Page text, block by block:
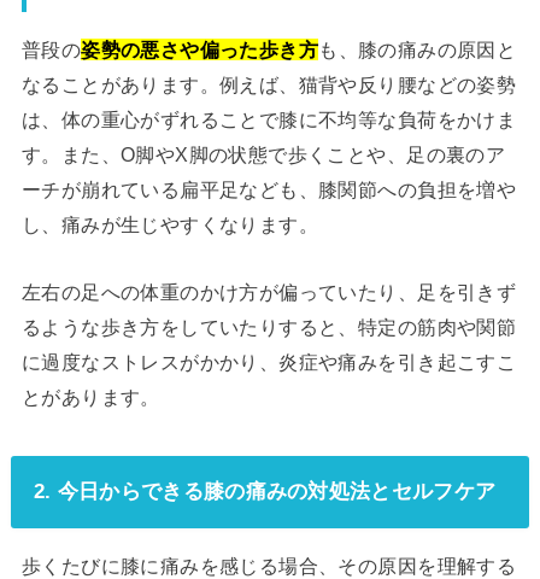
普段の姿勢の悪さや偏った歩き方も、膝の痛みの原因と
なることがあります。例えば、猫背や反り腰などの姿勢
は、体の重心がずれることで膝に不均等な負荷をかけま
す。また、O脚やX脚の状態で歩くことや、足の裏のア
ーチが崩れている扁平足なども、膝関節への負担を増や
し、痛みが生じやすくなります。
左右の足への体重のかけ方が偏っていたり、足を引きず
るような歩き方をしていたりすると、特定の筋肉や関節
に過度なストレスがかかり、炎症や痛みを引き起こすこ
とがあります。
2. 今日からできる膝の痛みの対処法とセルフケア
歩くたびに膝に痛みを感じる場合、その原因を理解する